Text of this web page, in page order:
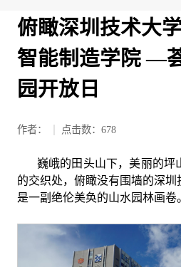
俯瞰深圳技术大
智能制造学院 —
园开放日
作者： 点击数：678
巍峨的田头山下，美丽的坪
的交织处，俯瞰没有围墙的深
是一副绝伦美奂的山水园林画卷